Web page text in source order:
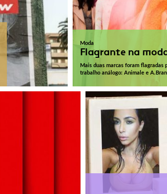
Moda
Flagrante na
Mais duas marcas foram flagradas
trabalho análogo: Animale e